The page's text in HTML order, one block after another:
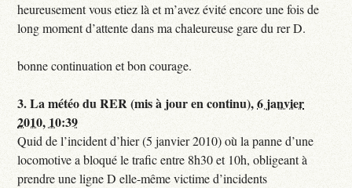
heureusement vous etiez là et m’avez évité encore une fois de
long moment d’attente dans ma chaleureuse gare du rer D.
bonne continuation et bon courage.
3.La météo du RER (mis à jour en continu),6 janvier
2010, 10:39
Quid de l’incident d’hier (5 janvier 2010) où la panne d’une
locomotive a bloqué le trafic entre 8h30 et 10h, obligeant à
prendre une ligne D elle-même victime d’incidents